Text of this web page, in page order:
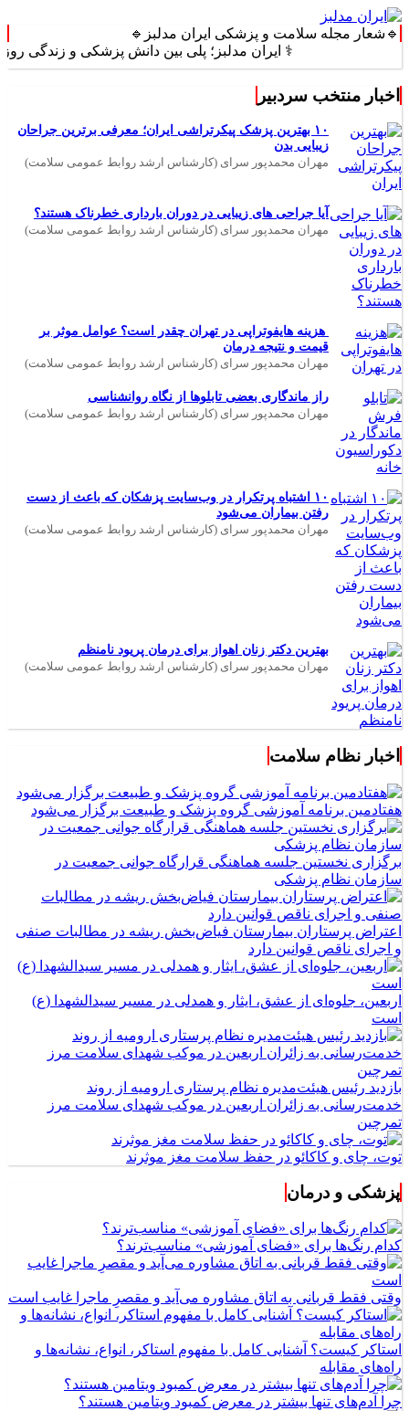
🔹شعار مجله سلامت و پزشکی ایران مدلبز🔹
⚕️ ایران مدلبز؛ پلی بین دانش پزشکی و زندگی روزمره ⚕️
اخبار منتخب سردبیر
۱۰ بهترین پزشک پیکرتراشی ایران؛ معرفی برترین جراحان
زیبایی بدن
مهران محمدپور سرای (کارشناس ارشد روابط عمومی سلامت)
آیا جراحی های زیبایی در دوران بارداری خطرناک هستند؟
مهران محمدپور سرای (کارشناس ارشد روابط عمومی سلامت)
هزینه هایفوتراپی در تهران چقدر است؟ عوامل موثر بر
قیمت و نتیجه درمان
مهران محمدپور سرای (کارشناس ارشد روابط عمومی سلامت)
راز ماندگاری بعضی تابلوها از نگاه روانشناسی
مهران محمدپور سرای (کارشناس ارشد روابط عمومی سلامت)
۱۰ اشتباه پرتکرار در وب‌سایت پزشکان که باعث از دست
رفتن بیماران می‌شود
مهران محمدپور سرای (کارشناس ارشد روابط عمومی سلامت)
بهترین دکتر زنان اهواز برای درمان پریود نامنظم
مهران محمدپور سرای (کارشناس ارشد روابط عمومی سلامت)
اخبار نظام سلامت
هفتادمین برنامه آموزشی گروه پزشک و طبیعت برگزار می‌شود
برگزاری نخستین جلسه هماهنگی قرارگاه جوانی جمعیت در
سازمان نظام پزشکی
اعتراض پرستاران بیمارستان فیاض‌بخش ریشه در مطالبات صنفی
و اجرای ناقص قوانین دارد
اربعین، جلوه‌ای از عشق، ایثار و همدلی در مسیر سیدالشهدا (ع)
است
بازدید رئیس هیئت‌مدیره نظام پرستاری ارومیه از روند
خدمت‌رسانی به زائران اربعین در موکب شهدای سلامت مرز
تمرچین
توت، چای و کاکائو در حفظ سلامت مغز موثرند
پزشکی و درمان
کدام رنگ‌ها برای «فضای آموزشی» مناسب‌ترند؟
وقتی فقط قربانی به اتاق مشاوره می‌آید و مقصرِ ماجرا غایب است
استاکر کیست؟ آشنایی کامل با مفهوم استاکر، انواع، نشانه‌ها و
راه‌های مقابله
چرا آدم‌های تنها بیشتر در معرض کمبود ویتامین هستند؟